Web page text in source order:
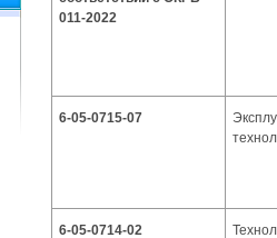
011-2022
6-05-0715-07
6-05-0714-02